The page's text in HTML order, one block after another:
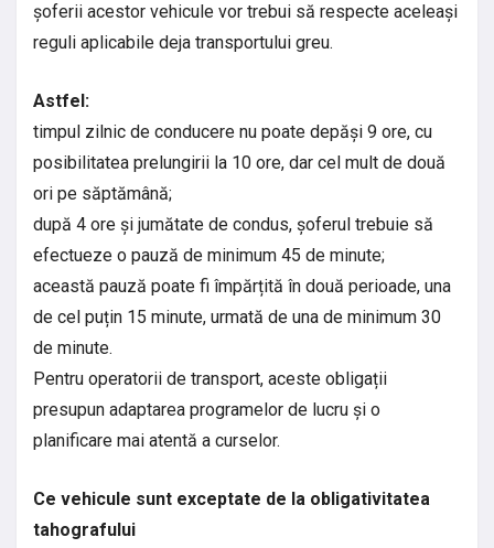
șoferii acestor vehicule vor trebui să respecte aceleași
reguli aplicabile deja transportului greu.
Astfel:
timpul zilnic de conducere nu poate depăși 9 ore, cu
posibilitatea prelungirii la 10 ore, dar cel mult de două
ori pe săptămână;
după 4 ore și jumătate de condus, șoferul trebuie să
efectueze o pauză de minimum 45 de minute;
această pauză poate fi împărțită în două perioade, una
de cel puțin 15 minute, urmată de una de minimum 30
de minute.
Pentru operatorii de transport, aceste obligații
presupun adaptarea programelor de lucru și o
planificare mai atentă a curselor.
Ce vehicule sunt exceptate de la obligativitatea
tahografului